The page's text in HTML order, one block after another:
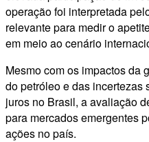
operação foi interpretada
relevante para medir o
em meio ao cenário
Mesmo com os impactos da
do petróleo e das incertezas
juros no Brasil, a avaliação
para mercados emergentes
ações no país.